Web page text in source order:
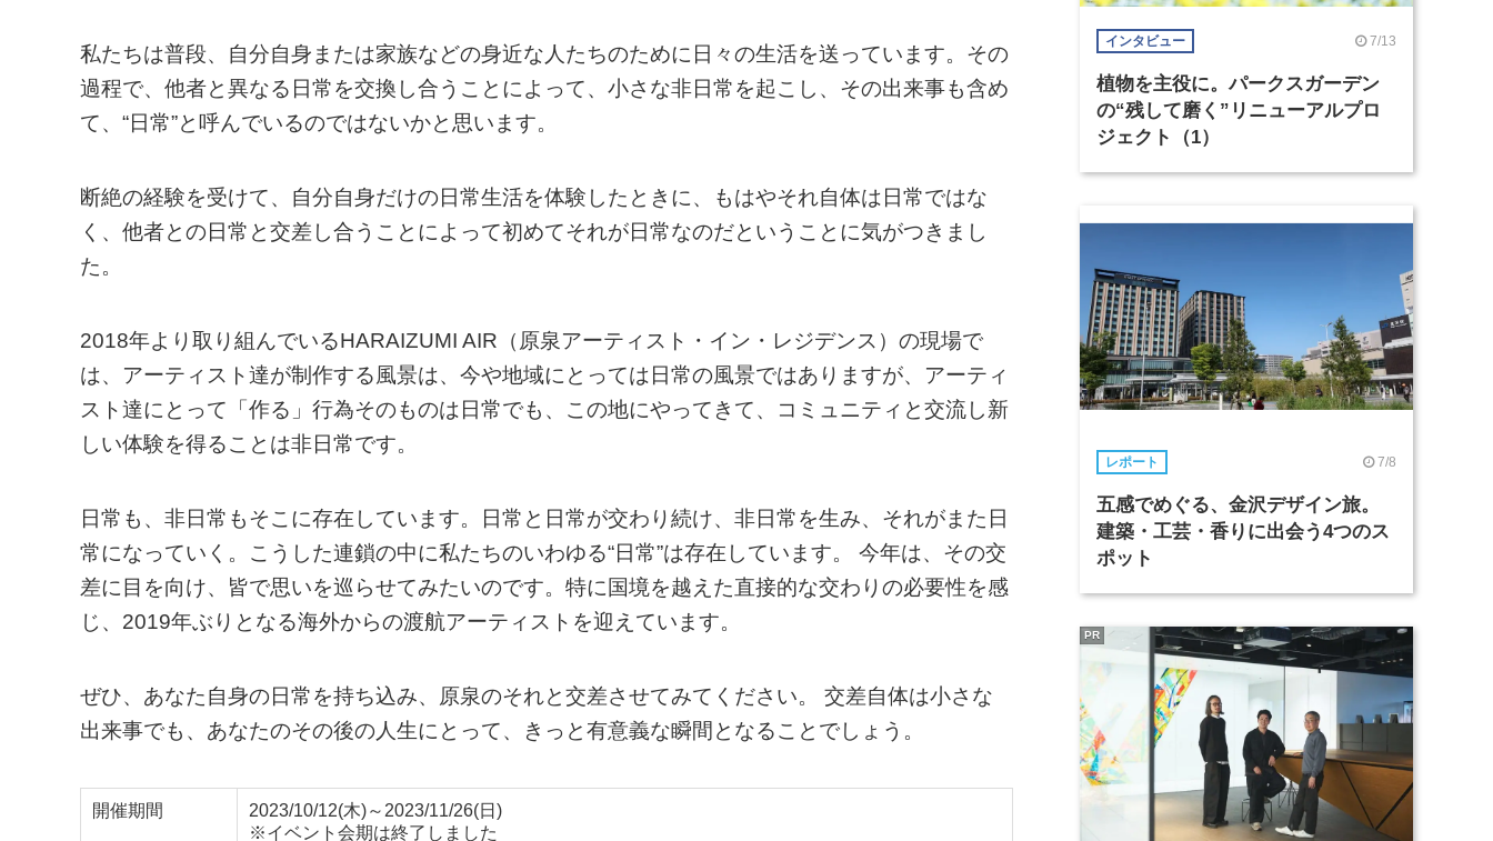
私たちは普段、自分自身または家族などの身近な人たちのために日々の生活を送っています。その
過程で、他者と異なる日常を交換し合うことによって、小さな非日常を起こし、その出来事も含め
て、“日常”と呼んでいるのではないかと思います。
断絶の経験を受けて、自分自身だけの日常生活を体験したときに、もはやそれ自体は日常ではな
く、他者との日常と交差し合うことによって初めてそれが日常なのだということに気がつきまし
た。
2018年より取り組んでいるHARAIZUMI AIR（原泉アーティスト・イン・レジデンス）の現場で
は、アーティスト達が制作する風景は、今や地域にとっては日常の風景ではありますが、アーティ
スト達にとって「作る」行為そのものは日常でも、この地にやってきて、コミュニティと交流し新
しい体験を得ることは非日常です。
日常も、非日常もそこに存在しています。日常と日常が交わり続け、非日常を生み、それがまた日
常になっていく。こうした連鎖の中に私たちのいわゆる“日常”は存在しています。 今年は、その交
差に目を向け、皆で思いを巡らせてみたいのです。特に国境を越えた直接的な交わりの必要性を感
じ、2019年ぶりとなる海外からの渡航アーティストを迎えています。
ぜひ、あなた自身の日常を持ち込み、原泉のそれと交差させてみてください。 交差自体は小さな
出来事でも、あなたのその後の人生にとって、きっと有意義な瞬間となることでしょう。
開催期間
2023/10/12(木)～2023/11/26(日)
※イベント会期は終了しました
インタビュー 7/13
植物を主役に。パークスガーデン
の“残して磨く”リニューアルプロ
ジェクト（1）
レポート 7/8
五感でめぐる、金沢デザイン旅。
建築・工芸・香りに出会う4つのス
ポット
PR